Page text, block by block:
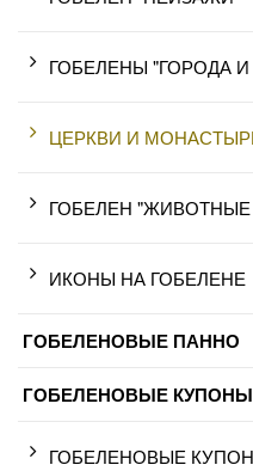
ГОБЕЛЕНЫ "ГОРОДА
ЦЕРКВИ И
ГОБЕЛЕН
ИКОНЫ НА ГОБЕЛЕНЕ
ГОБЕЛЕНОВЫЕ ПАННО
ГОБЕЛЕНОВЫЕ
ГОБЕЛЕНОВЫЕ